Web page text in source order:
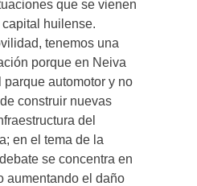
que se vienen
huilense.
tenemos una
porque en Neiva
automotor y no
construir nuevas
del
en el tema de la
se concentra en
aumentando el daño